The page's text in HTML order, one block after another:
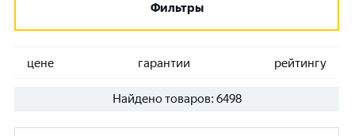
Фильтры
цене гарантии рейтингу
Найдено товаров: 6498